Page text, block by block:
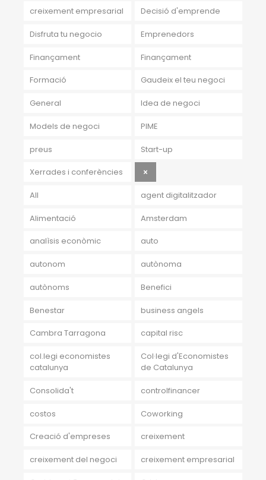
creixement empresarial Decisió d'emprende
Disfruta tu negocio Emprenedors
Finançament Finançament
Formació Gaudeix el teu negoci
General Idea de negoci
Models de negoci PIME
preus Start-up
Xerrades i conferències
All agent digitalitzador
Alimentació Amsterdam
analìsis econòmic auto
autonom autònoma
autònoms Benefici
Benestar business angels
Cambra Tarragona capital risc
col.legi economistes
catalunya
Col·legi d'Economistes
de Catalunya
Consolida't controlfinancer
costos Coworking
Creació d'empreses creixement
creixement del negoci creixement empresarial